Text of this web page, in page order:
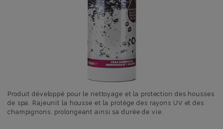
Produit développé pour le nettoyage et la protection des housses
de spa. Rajeunit la housse et la protège des rayons UV et des
champignons, prolongeant ainsi sa durée de vie.